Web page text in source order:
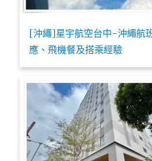
[沖繩]星宇航空台中-沖繩航
應、飛機餐及搭乘經驗